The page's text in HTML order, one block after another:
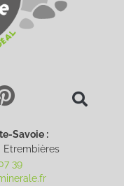
Savoie :
Etrembières
39